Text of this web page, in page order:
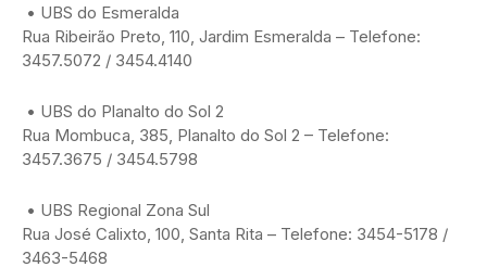
• UBS do Esmeralda
Rua Ribeirão Preto, 110, Jardim Esmeralda – Telefone:
3457.5072 / 3454.4140
• UBS do Planalto do Sol 2
Rua Mombuca, 385, Planalto do Sol 2 – Telefone:
3457.3675 / 3454.5798
• UBS Regional Zona Sul
Rua José Calixto, 100, Santa Rita – Telefone: 3454-5178 /
3463-5468